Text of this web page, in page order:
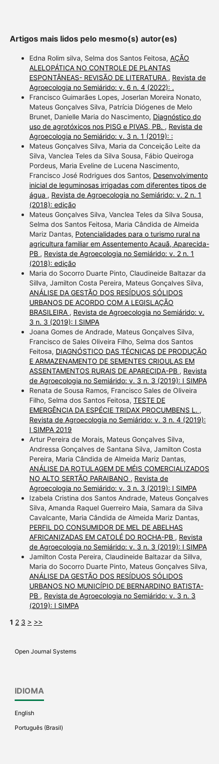
contrasts the cited claim, and
a label indicating in which
section the citation was
made.
Artigos mais lidos pelo mesmo(s) autor(es)
Edna Rolim silva, Selma dos Santos Feitosa, AÇÃO
ALELOPÁTICA NO CONTROLE DE PLANTAS
ESPONTÂNEAS- REVISÃO DE LITERATURA , Revista de
Agroecologia no Semiárido: v. 6 n. 4 (2022): .
Francisco Guimarães Lopes, Joserlan Moreira Nonato,
Mateus Gonçalves Silva, Patrícia Diógenes de Melo
Brunet, Danielle Maria do Nascimento, Diagnóstico do
uso de agrotóxicos nos PISG e PIVAS, PB. , Revista de
Agroecologia no Semiárido: v. 3 n. 1 (2019): :
Mateus Gonçalves Silva, Maria da Conceição Leite da
Silva, Vanclea Teles da Silva Sousa, Fábio Queiroga
Pordeus, Maria Eveline de Lucena Nascimento,
Francisco José Rodrigues dos Santos, Desenvolvimento
inicial de leguminosas irrigadas com diferentes tipos de
água , Revista de Agroecologia no Semiárido: v. 2 n. 1
(2018): edição
Mateus Gonçalves Silva, Vanclea Teles da Silva Sousa,
Selma dos Santos Feitosa, Maria Cândida de Almeida
Mariz Dantas, Potencialidades para o turismo rural na
agricultura familiar em Assentemento Acauã, Aparecida-
PB , Revista de Agroecologia no Semiárido: v. 2 n. 1
(2018): edição
Maria do Socorro Duarte Pinto, Claudineide Baltazar da
Sillva, Jamilton Costa Pereira, Mateus Gonçalves Silva,
ANÁLISE DA GESTÃO DOS RESÍDUOS SÓLIDOS
URBANOS DE ACORDO COM A LEGISLAÇÃO
BRASILEIRA , Revista de Agroecologia no Semiárido: v.
3 n. 3 (2019): I SIMPA
Joana Gomes de Andrade, Mateus Gonçalves Silva,
Francisco de Sales Oliveira Filho, Selma dos Santos
Feitosa, DIAGNÓSTICO DAS TÉCNICAS DE PRODUÇÃO
E ARMAZENAMENTO DE SEMENTES CRIOULAS EM
ASSENTAMENTOS RURAIS DE APARECIDA-PB , Revista
de Agroecologia no Semiárido: v. 3 n. 3 (2019): I SIMPA
Renata de Sousa Ramos, Francisco Sales de Oliveira
Filho, Selma dos Santos Feitosa, TESTE DE
EMERGÊNCIA DA ESPÉCIE TRIDAX PROCUMBENS L. ,
Revista de Agroecologia no Semiárido: v. 3 n. 4 (2019):
I SIMPA 2019
Artur Pereira de Morais, Mateus Gonçalves Silva,
Andressa Gonçalves de Santana Silva, Jamilton Costa
Pereira, Maria Cândida de Almeida Mariz Dantas,
ANÁLISE DA ROTULAGEM DE MÉIS COMERCIALIZADOS
NO ALTO SERTÃO PARAIBANO , Revista de
Agroecologia no Semiárido: v. 3 n. 3 (2019): I SIMPA
Izabela Cristina dos Santos Andrade, Mateus Gonçalves
Silva, Amanda Raquel Guerreiro Maia, Samara da Silva
Cavalcante, Maria Cândida de Almeida Mariz Dantas,
PERFIL DO CONSUMIDOR DE MEL DE ABELHAS
AFRICANIZADAS EM CATOLÉ DO ROCHA-PB , Revista
de Agroecologia no Semiárido: v. 3 n. 3 (2019): I SIMPA
Jamilton Costa Pereira, Claudineide Baltazar da Sillva,
Maria do Socorro Duarte Pinto, Mateus Gonçalves Silva,
ANÁLISE DA GESTÃO DOS RESÍDUOS SÓLIDOS
URBANOS NO MUNICÍPIO DE BERNARDINO BATISTA-
PB , Revista de Agroecologia no Semiárido: v. 3 n. 3
(2019): I SIMPA
1 2 3 > >>
Open Journal Systems
IDIOMA
English
Português (Brasil)